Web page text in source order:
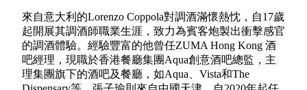
來自意大利的Lorenzo Coppola對調酒滿懷熱忱，自17歲
起開展其調酒師職業生涯，致力為賓客炮製出衝擊感官
的調酒體驗。經驗豐富的他曾任ZUMA Hong Kong 酒
吧經理，現職於香港餐廳集團Aqua創意酒吧總監，主
理集團旗下的酒吧及餐廳，如Aqua、Vista和The